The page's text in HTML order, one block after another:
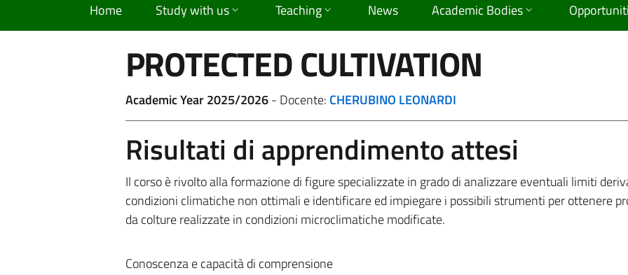
Home Study with us Teaching News Academic Bodies
PROTECTED CULTIVATION
Academic Year 2025/2026- Docente: CHERUBINO LEONARDI
Risultati di apprendimento attesi
Il corso è rivolto alla formazione di figure specializzate in grado di analizzare eventuali limiti
condizioni climatiche non ottimali e identificare ed impiegare i possibili strumenti per ottenere
da colture realizzate in condizioni microclimatiche modificate.
Conoscenza e capacità di comprensione